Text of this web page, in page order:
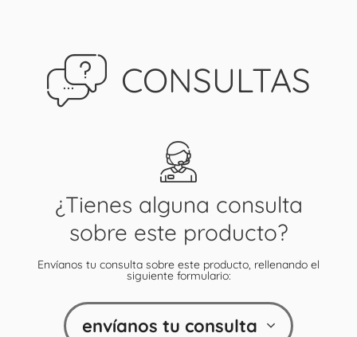
CONSULTAS
¿Tienes alguna consulta
sobre este producto?
Envíanos tu consulta sobre este producto, rellenando el
siguiente formulario:
envíanos tu consulta